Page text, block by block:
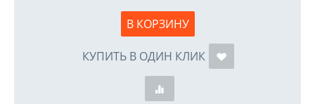
В КОРЗИНУ
КУПИТЬ В ОДИН КЛИК